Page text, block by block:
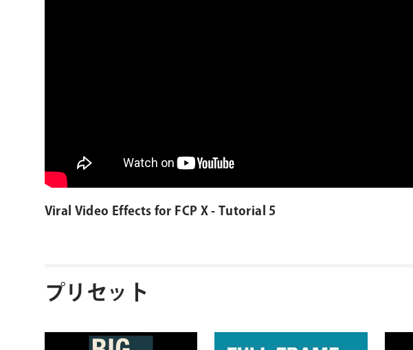
Viral Video Effects for FCP X - Tutorial 5
プリセット